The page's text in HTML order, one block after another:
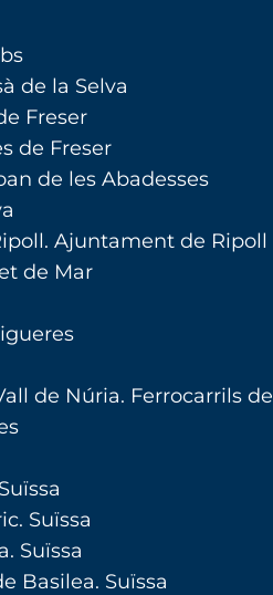
de la Selva
Freser
de Freser
de les Abadesses
Ajuntament de Ripoll
de Mar
de Núria. Ferrocarrils
Suïssa
Suïssa
Basilea. Suïssa